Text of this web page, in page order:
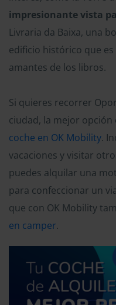
impresionante vista
Livraria da Baixa, una
edificio histórico que
amantes de los libros.
Si quieres recorrer
ciudad, la mejor opción
coche en OK Mobility.
vacaciones y visitar
puedes alquilar una
para confeccionar un
que con OK Mobility
en camper.